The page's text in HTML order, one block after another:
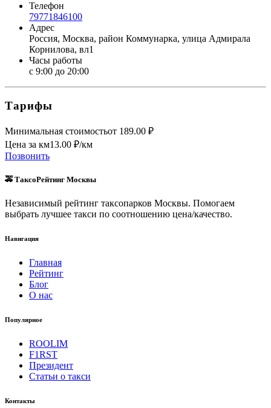
Телефон
79771846100
Адрес
Россия, Москва, район Коммунарка, улица Адмирала
Корнилова, вл1
Часы работы
с 9:00 до 20:00
Тарифы
Минимальная стоимостьот 189.00 ₽
Цена за км13.00 ₽/км
Позвонить
🚕 ТаксоРейтинг Москвы
Независимый рейтинг таксопарков Москвы. Помогаем
выбрать лучшее такси по соотношению цена/качество.
Навигация
Главная
Рейтинг
Блог
О нас
Популярное
ROOLIM
F1RST
Президент
Статьи о такси
Контакты